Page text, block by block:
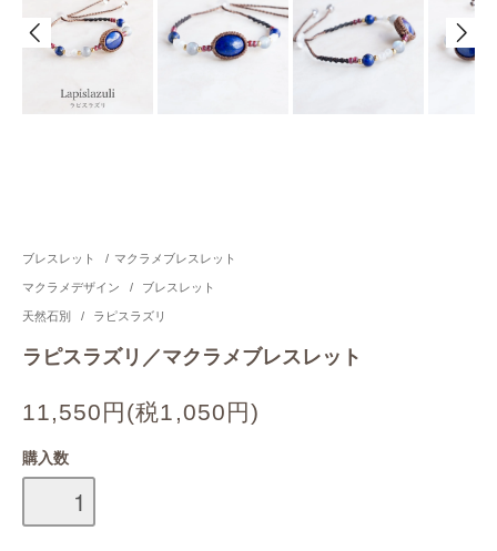
ブレスレット / マクラメブレスレット
マクラメデザイン / ブレスレット
天然石別 / ラピスラズリ
ラピスラズリ／マクラメブレスレット
11,550円(税1,050円)
購入数